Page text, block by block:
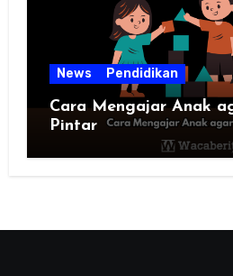
News Pendidikan
Cara Mengajar Anak
Pintar